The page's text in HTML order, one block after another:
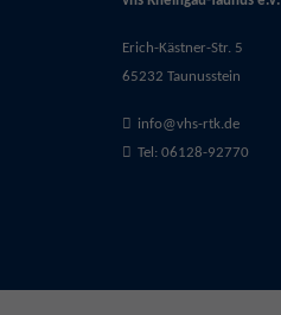
Erich-Kästner-Str. 5
65232 Taunusstein
info@vhs-rtk.de
Tel: 06128-92770